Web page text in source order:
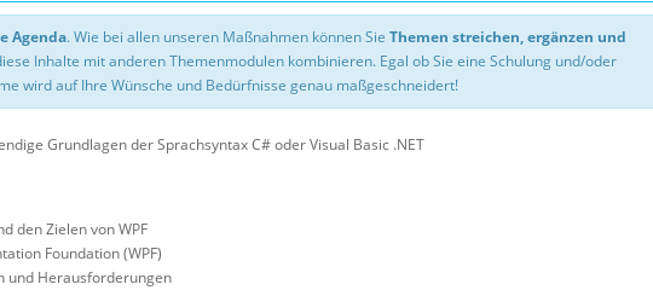
Agenda. Wie bei allen unseren Maßnahmen können Sie Themen streichen, ergänzen und
Inhalte mit anderen Themenmodulen kombinieren. Egal ob Sie eine Schulung und/oder
wird auf Ihre Wünsche und Bedürfnisse genau maßgeschneidert!
Grundlagen der Sprachsyntax C# oder Visual Basic .NET
den Zielen von WPF
Foundation (WPF)
und Herausforderungen